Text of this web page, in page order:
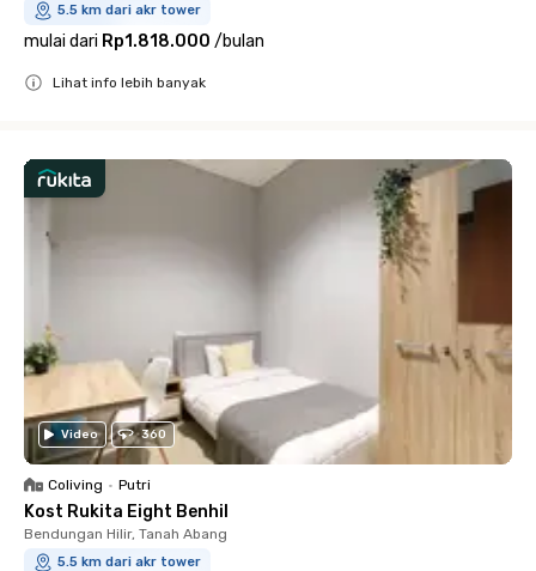
5.5 km dari akr tower
mulai dari Rp1.818.000 /bulan
Lihat info lebih banyak
Video 360
Coliving • Putri
Kost Rukita Eight Benhil
Bendungan Hilir, Tanah Abang
5.5 km dari akr tower